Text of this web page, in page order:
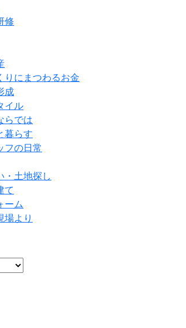
修
りにまつわるお金
成
イル
らでは
暮らす
フの日常
・土地探し
て
ーム
場より